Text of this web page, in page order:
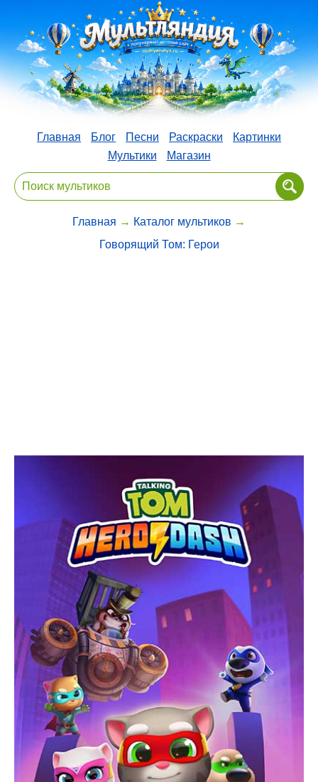
Главная Блог Песни Раскраски
Картинки
Мультики
Магазин
Главная → Каталог мультиков →
Говорящий Том: Герои